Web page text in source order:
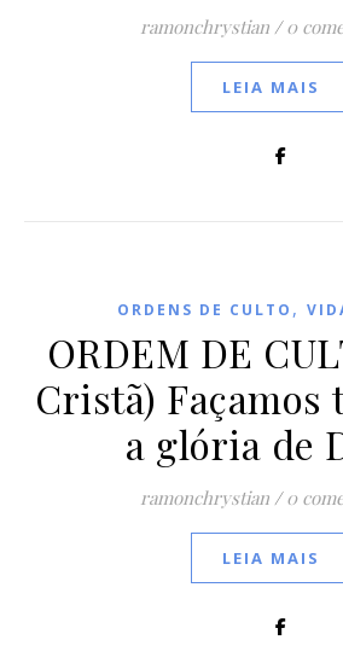
ramonchrystian / 0
LEIA MAIS
ORDENS DE CULTO ,
ORDEM DE
Cristã) Façamos
a glória de
ramonchrystian / 0
LEIA MAIS